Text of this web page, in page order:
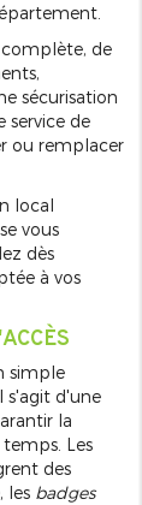
complète, de
sécurisation
service de
ou remplacer
local
vous
dès
à vos
simple
s'agit d'une
la
Les
des
les badges